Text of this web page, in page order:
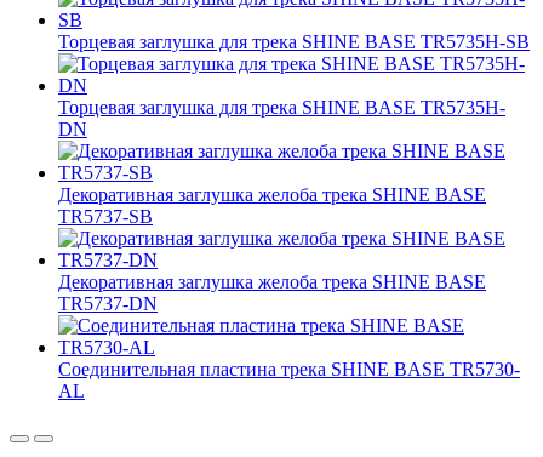
Торцевая заглушка для трека SHINE BASE TR5735H-SB
Торцевая заглушка для трека SHINE BASE TR5735H-
DN
Декоративная заглушка желоба трека SHINE BASE
TR5737-SB
Декоративная заглушка желоба трека SHINE BASE
TR5737-DN
Соединительная пластина трека SHINE BASE TR5730-
AL